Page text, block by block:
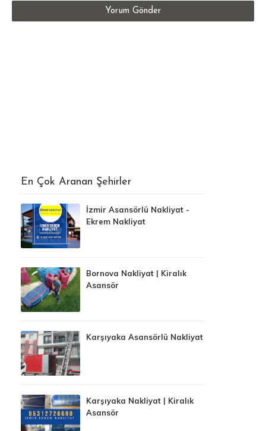
Yorum Gönder
En Çok Aranan Şehirler
İzmir Asansörlü Nakliyat -
Ekrem Nakliyat
Bornova Nakliyat | Kiralık
Asansör
Karşıyaka Asansörlü Nakliyat
Karşıyaka Nakliyat | Kiralık
Asansör